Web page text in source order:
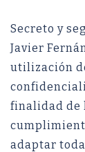
Secreto y
Javier
utilización
finalidad de
adaptar